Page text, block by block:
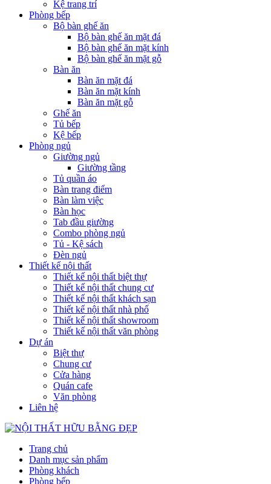
Kệ trang trí
Phòng bếp
Bộ bàn ghế ăn
Bộ bàn ghế ăn mặt đá
Bộ bàn ghế ăn mặt kính
Bộ bàn ghế ăn mặt gỗ
Bàn ăn
Bàn ăn mặt đá
Bàn ăn mặt kính
Bàn ăn mặt gỗ
Ghế ăn
Tủ bếp
Kệ bếp
Phòng ngủ
Giường ngủ
Giường tầng
Tủ quần áo
Bàn trang điểm
Bàn làm việc
Bàn học
Tab đầu giường
Combo phòng ngủ
Tủ - Kệ sách
Đèn ngủ
Thiết kế nội thất
Thiết kế nội thất biệt thự
Thiết kế nội thất chung cư
Thiết kế nội thất khách sạn
Thiết kế nội thất nhà phố
Thiết kế nội thất showroom
Thiết kế nội thất văn phòng
Dự án
Biệt thự
Chung cư
Cửa hàng
Quán cafe
Văn phòng
Liên hệ
Trang chủ
Danh mục sản phẩm
Phòng khách
Phòng bếp